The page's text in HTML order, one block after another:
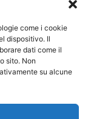
come i cookie
dispositivo. Il
dati come il
sito. Non
su alcune